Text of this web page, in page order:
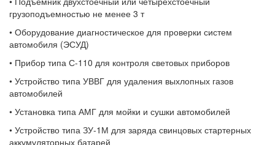
грузоподъемностью не менее 3 т
• Оборудование диагностическое для проверки систем
автомобиля (ЭСУД)
• Прибор типа С-110 для контроля световых приборов
• Устройство типа УВВГ для удаления выхлопных газов
автомобилей
• Установка типа АМГ для мойки и сушки автомобилей
• Устройство типа ЗУ-1М для заряда свинцовых стартерных
аккумуляторных батарей